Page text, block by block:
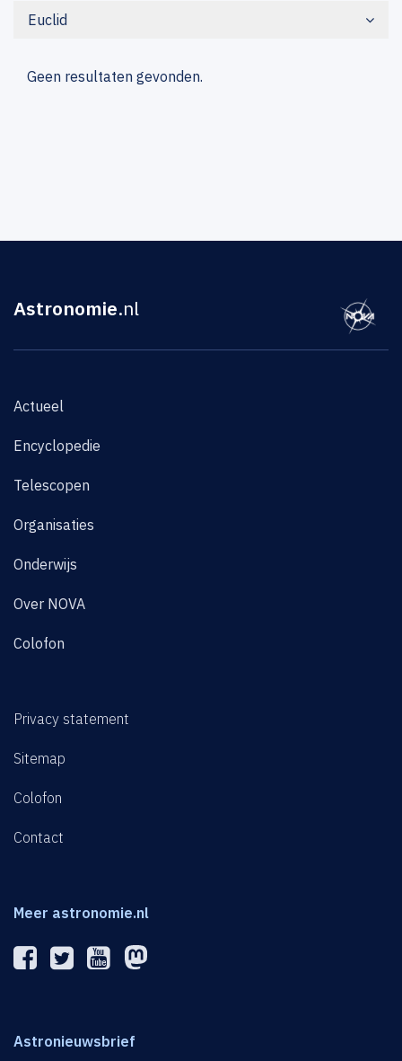
Euclid
Geen resultaten gevonden.
Astronomie.nl
Actueel
Encyclopedie
Telescopen
Organisaties
Onderwijs
Over NOVA
Colofon
Privacy statement
Sitemap
Colofon
Contact
Meer astronomie.nl
Astronieuwsbrief